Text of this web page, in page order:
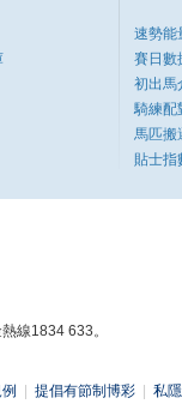
速勢能
賽日數
初出馬
騎練配
馬匹搬
貼士指
線1834 633。
提倡有節制博彩 私